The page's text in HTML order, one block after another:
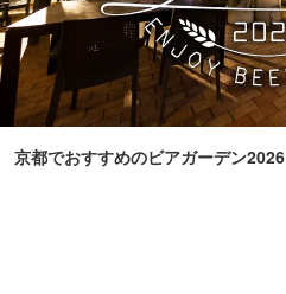
京都でおすすめのビアガーデン2026